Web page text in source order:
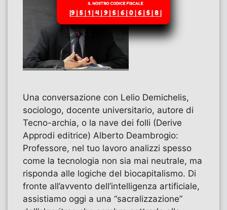
Una conversazione con Lelio Demichelis,
sociologo, docente universitario, autore di
Tecno-archia, o la nave dei folli (Derive
Approdi editrice) Alberto Deambrogio:
Professore, nel tuo lavoro analizzi spesso
come la tecnologia non sia mai neutrale, ma
risponda alle logiche del biocapitalismo. Di
fronte all’avvento dell’intelligenza artificiale,
assistiamo oggi a una “sacralizzazione”